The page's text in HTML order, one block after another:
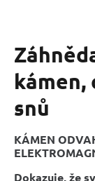
kámen,
snů
KÁMEN
Dokazuje, že